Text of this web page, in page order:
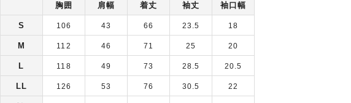
胸囲 肩幅 着丈 袖丈 袖口幅
S 106 43 66 23.5 18
M 112 46 71 25 20
L 118 49 73 28.5 20.5
LL 126 53 76 30.5 22